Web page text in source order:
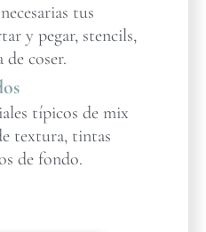
tus
y pegar, stencils,
de coser.
típicos de mix
textura, tintas
de fondo.